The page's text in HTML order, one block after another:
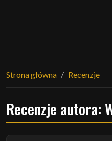
Strona główna Recenzje
Recenzje autora: